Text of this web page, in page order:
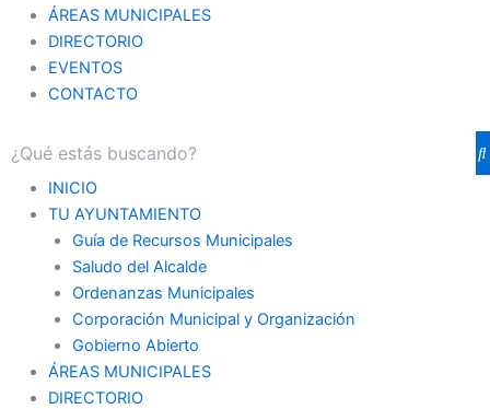
ÁREAS MUNICIPALES
DIRECTORIO
EVENTOS
CONTACTO
INICIO
TU AYUNTAMIENTO
Guía de Recursos Municipales
Saludo del Alcalde
Ordenanzas Municipales
Corporación Municipal y Organización
Gobierno Abierto
ÁREAS MUNICIPALES
DIRECTORIO